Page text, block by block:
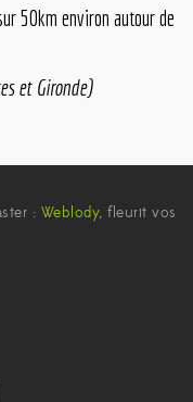
50km environ autour de
et Gironde)
: Weblody, fleurit vos